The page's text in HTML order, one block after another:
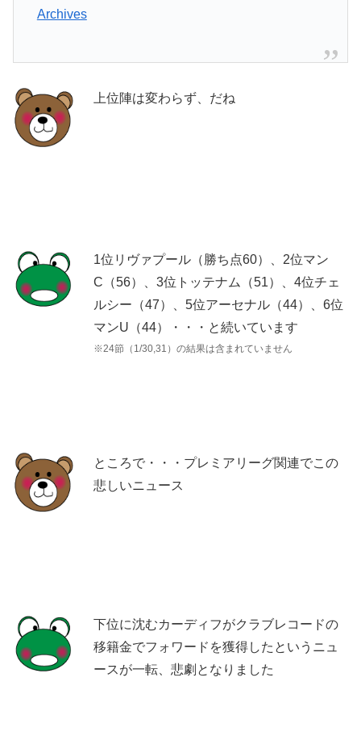
Archives
上位陣は変わらず、だね
1位リヴァプール（勝ち点60）、2位マン
C（56）、3位トッテナム（51）、4位チェ
ルシー（47）、5位アーセナル（44）、6位
マンU（44）・・・と続いています
※24節（1/30,31）の結果は含まれていません
ところで・・・プレミアリーグ関連でこの
悲しいニュース
下位に沈むカーディフがクラブレコードの
移籍金でフォワードを獲得したというニュ
ースが一転、悲劇となりました